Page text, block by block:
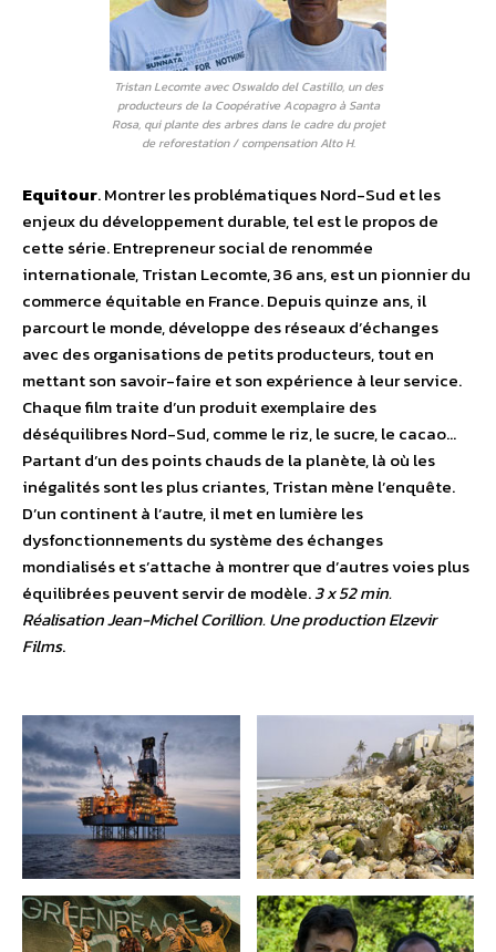
Tristan Lecomte avec Oswaldo del Castillo, un des
producteurs de la Coopérative Acopagro à Santa
Rosa, qui plante des arbres dans le cadre du projet
de reforestation / compensation Alto H.
Equitour. Montrer les problématiques Nord-Sud et les
enjeux du développement durable, tel est le propos de
cette série. Entrepreneur social de renommée
internationale, Tristan Lecomte, 36 ans, est un pionnier du
commerce équitable en France. Depuis quinze ans, il
parcourt le monde, développe des réseaux d’échanges
avec des organisations de petits producteurs, tout en
mettant son savoir-faire et son expérience à leur service.
Chaque film traite d’un produit exemplaire des
déséquilibres Nord-Sud, comme le riz, le sucre, le cacao…
Partant d’un des points chauds de la planète, là où les
inégalités sont les plus criantes, Tristan mène l’enquête.
D’un continent à l’autre, il met en lumière les
dysfonctionnements du système des échanges
mondialisés et s’attache à montrer que d’autres voies plus
équilibrées peuvent servir de modèle.3 x 52 min.
Réalisation Jean-Michel Corillion. Une production Elzevir
Films.